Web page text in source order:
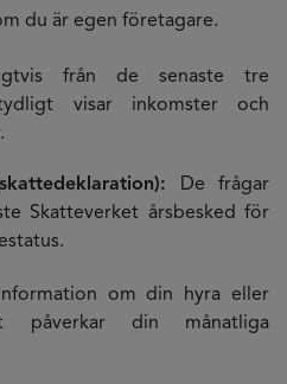
du är egen företagare.
från de senaste tre
visar inkomster och
De frågar
Skatteverket årsbesked för
om din hyra eller
påverkar din månatliga